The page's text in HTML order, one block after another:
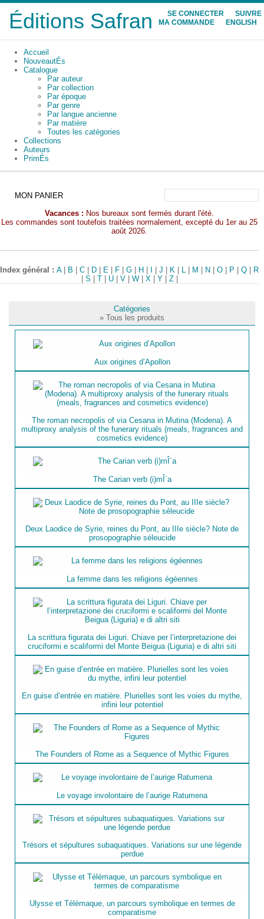
Éditions Safran SE CONNECTER
SUIVRE
MA COMMANDE
ENGLISH
Accueil
NouveautÉs
Catalogue
Par auteur
Par collection
Par époque
Par genre
Par langue ancienne
Par matière
Toutes les catégories
Collections
Auteurs
PrimÉs
MON PANIER
Vacances : Nos bureaux sont fermés durant l'été.
Les commandes sont toutefois traitées normalement, excepté du 1er au 25
août 2026.
Index général :A| B |C D E F |G H |J K L M N |O P |Q
R
S T| U| V| W| X| Y| Z|
Catégories
» Tous les produits
Aux origines d’Apollon
The roman necropolis of via Cesana in Mutina (Modena). A
multiproxy analysis of the funerary rituals (meals, fragrances and
cosmetics evidence)
The Carian verb (i)mÎ´a
Deux Laodice de Syrie, reines du Pont, au IIIe siècle? Note de
prosopographie séleucide
La femme dans les religions égéennes
La scrittura figurata dei Liguri. Chiave per l’interpretazione dei
cruciformi e scaliformi del Monte Beigua (Liguria) e di altri siti
En guise d’entrée en matière. Plurielles sont les voies du mythe,
infini leur potentiel
The Founders of Rome as a Sequence of Mythic Figures
Le voyage involontaire de l’aurige Ratumena
Trésors et sépultures subaquatiques. Variations sur une légende
perdue
Ulysse et Télémaque, un parcours symbolique en termes de
comparatisme